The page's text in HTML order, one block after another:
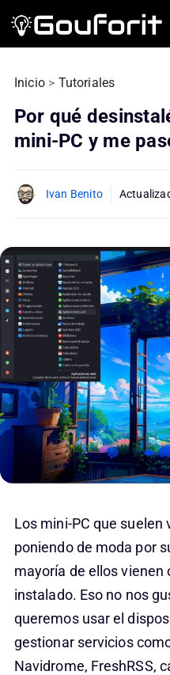
Inicio > Tutoriales
Por qué
mini-PC y me
Ivan Benito
Los mini-PC que suelen
poniendo de moda por
mayoría de ellos vienen
instalado. Eso no nos
queremos usar el
gestionar servicios
Navidrome, FreshRSS,